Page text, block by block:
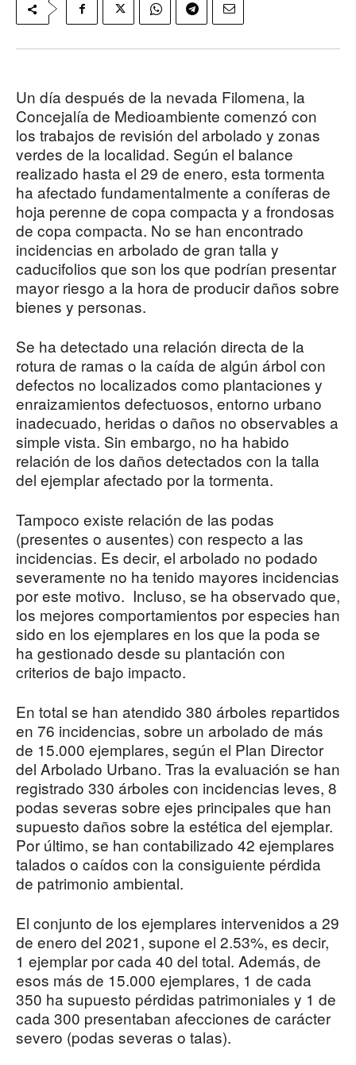
Un día después de la nevada Filomena, la
Concejalía de Medioambiente comenzó con
los trabajos de revisión del arbolado y zonas
verdes de la localidad. Según el balance
realizado hasta el 29 de enero, esta tormenta
ha afectado fundamentalmente a coníferas de
hoja perenne de copa compacta y a frondosas
de copa compacta. No se han encontrado
incidencias en arbolado de gran talla y
caducifolios que son los que podrían presentar
mayor riesgo a la hora de producir daños sobre
bienes y personas.
Se ha detectado una relación directa de la
rotura de ramas o la caída de algún árbol con
defectos no localizados como plantaciones y
enraizamientos defectuosos, entorno urbano
inadecuado, heridas o daños no observables a
simple vista. Sin embargo, no ha habido
relación de los daños detectados con la talla
del ejemplar afectado por la tormenta.
Tampoco existe relación de las podas
(presentes o ausentes) con respecto a las
incidencias. Es decir, el arbolado no podado
severamente no ha tenido mayores incidencias
por este motivo. Incluso, se ha observado que,
los mejores comportamientos por especies han
sido en los ejemplares en los que la poda se
ha gestionado desde su plantación con
criterios de bajo impacto.
En total se han atendido 380 árboles repartidos
en 76 incidencias, sobre un arbolado de más
de 15.000 ejemplares, según el Plan Director
del Arbolado Urbano. Tras la evaluación se han
registrado 330 árboles con incidencias leves, 8
podas severas sobre ejes principales que han
supuesto daños sobre la estética del ejemplar.
Por último, se han contabilizado 42 ejemplares
talados o caídos con la consiguiente pérdida
de patrimonio ambiental.
El conjunto de los ejemplares intervenidos a 29
de enero del 2021, supone el 2.53%, es decir,
1 ejemplar por cada 40 del total. Además, de
esos más de 15.000 ejemplares, 1 de cada
350 ha supuesto pérdidas patrimoniales y 1 de
cada 300 presentaban afecciones de carácter
severo (podas severas o talas).